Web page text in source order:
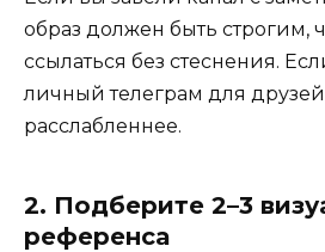
образ должен быть строгим,
ссылаться без стеснения.
личный телеграм для
расслабленнее.
2. Подберите 2–3
референса